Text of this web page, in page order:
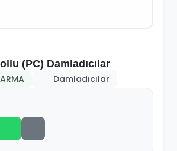
(PC) Damladıcılar
Damladıcılar